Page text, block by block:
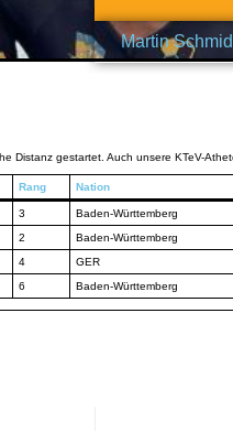
Martin
gestartet. Auch unsere KTeV-
Rang Nation
3 Baden-Württemberg
2 Baden-Württemberg
4 GER
6 Baden-Württemberg